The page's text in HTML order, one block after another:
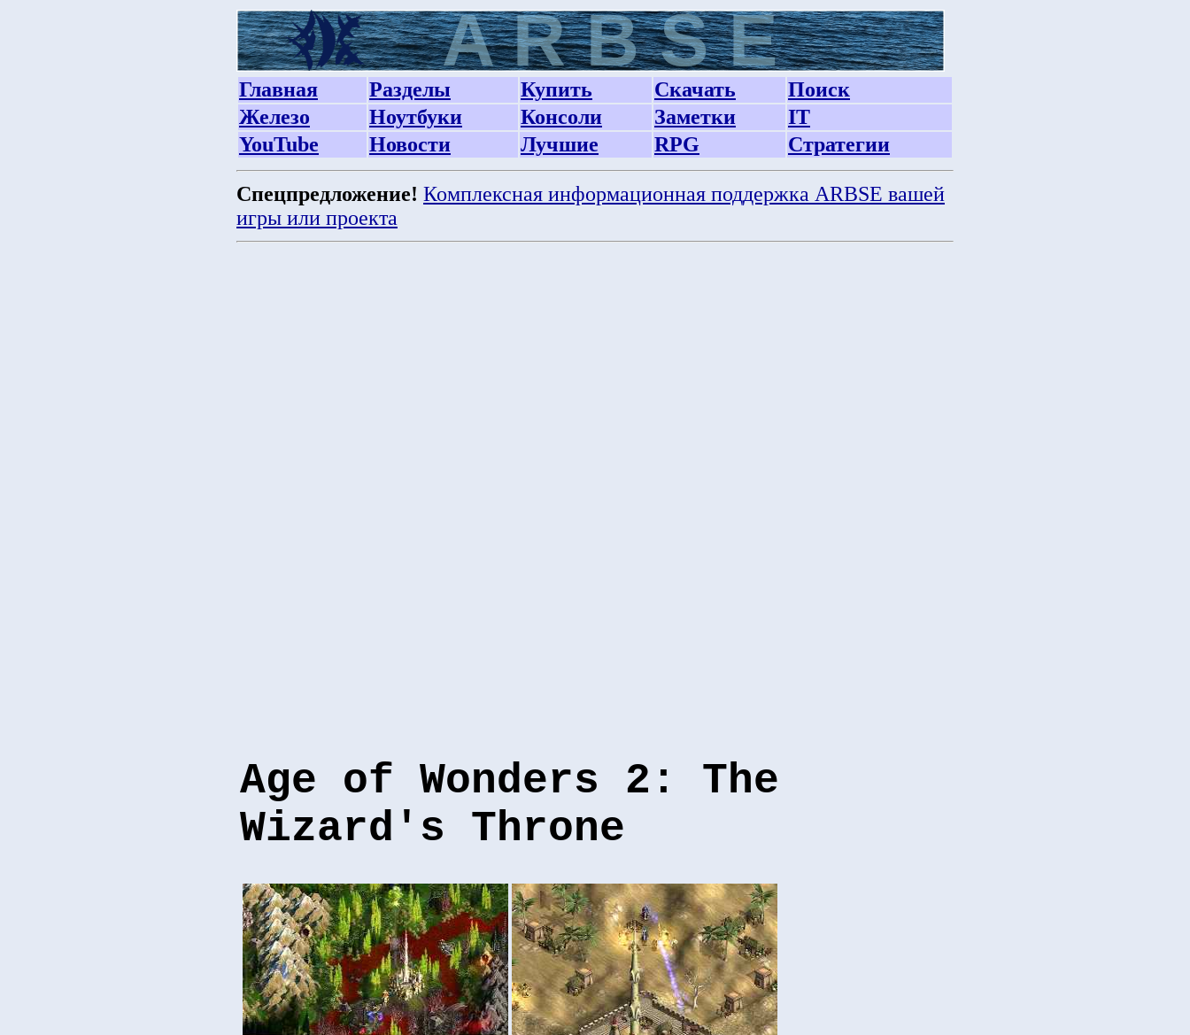
Главная Разделы Купить Скачать
Поиск
Железо
Ноутбуки Консоли Заметки
IT
YouTube
Новости Лучшие RPG Стратегии
Спецпредложение! Комплексная информационная поддержка ARBSE вашей
игры или проекта
Age of Wonders 2: The
Wizard's Throne